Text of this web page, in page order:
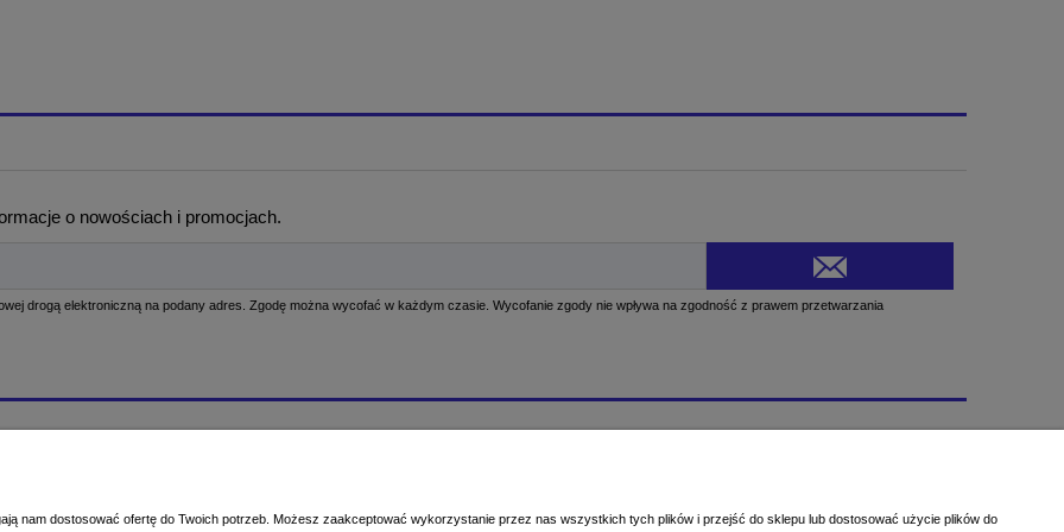
o nowościach i promocjach.
- sprawdzenie dokładnej
Moje zamówienia
Blog
nam dostosować ofertę do Twoich potrzeb. Możesz zaakceptować wykorzystanie przez nas wszystkich tych plików i przejść do sklepu lub dostosować użycie plików do